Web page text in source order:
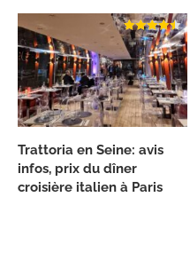
Trattoria en Seine: avis
infos, prix du dîner
croisière italien à Paris